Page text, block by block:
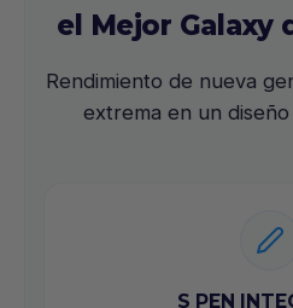
el Mejor Galaxy
Rendimiento de nueva
extrema en un
S PEN